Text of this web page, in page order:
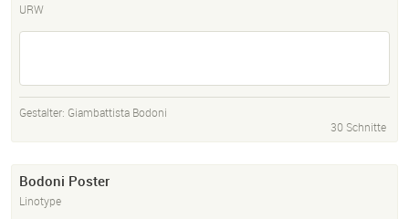
URW
Gestalter: Giambattista Bodoni
30 Schnitte
Bodoni Poster
Linotype